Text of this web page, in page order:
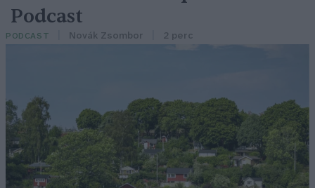
Podcast
PODCAST Novák Zsombor 2 perc